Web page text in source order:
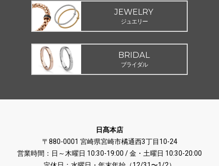
JEWELRY
ジュエリー
BRIDAL
ブライダル
日髙本店
〒880-0001 宮崎県宮崎市橘通西3丁目10-24
営業時間：日～木曜日 10:30-19:00 / 金・土曜日 10:30-20:00